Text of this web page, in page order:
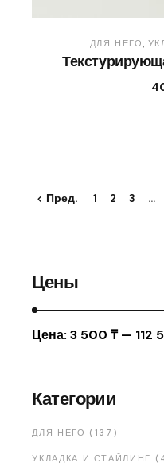
ДЛЯ НЕГО
Пред. 1 2 3 …
Цены
Цена:3 500 ₸— 112
Категории
ДЛЯ НЕГО (137)
УКЛАДКА И СТАЙЛИНГ